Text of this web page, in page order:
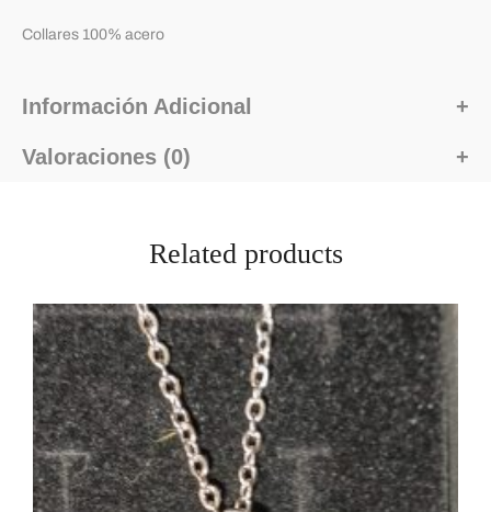
Collares 100% acero
Información Adicional
Valoraciones (0)
Related products